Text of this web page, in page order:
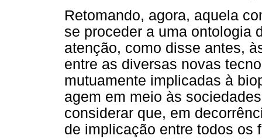
Retomando, agora, aquela
se proceder a uma ontologia
atenção, como disse antes,
entre as diversas novas
mutuamente implicadas à
agem em meio às
considerar que, em
de implicação entre todos os